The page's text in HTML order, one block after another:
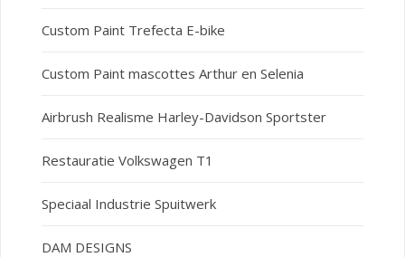
Custom Paint Trefecta E-bike
Custom Paint mascottes Arthur en Selenia
Airbrush Realisme Harley-Davidson Sportster
Restauratie Volkswagen T1
Speciaal Industrie Spuitwerk
DAM DESIGNS